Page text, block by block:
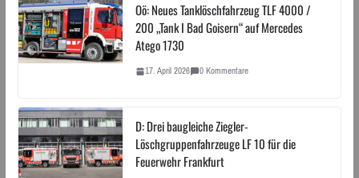
Oö: Neues Tanklöschfahrzeug TLF 4000 /
200 „Tank I Bad Goisern“ auf Mercedes
Atego 1730
17. April 2026 0 Kommentare
D: Drei baugleiche Ziegler-
Löschgruppenfahrzeuge LF 10 für die
Feuerwehr Frankfurt